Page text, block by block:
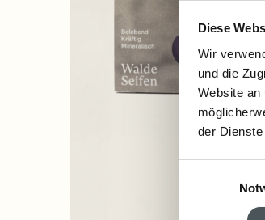
Diese
Wir
und die
Website an
der